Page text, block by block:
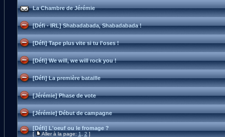
La Chambre de Jérémie
[Défi - IRL] Shabadabada, Shabadabada !
[Défi] Tape plus vite si tu l'oses !
[Défi] We will, we will rock you !
[Défi] La première bataille
[Jérémie] Phase de vote
[Jérémie] Début de campagne
[Défi] L'oeuf ou le fromage ?
[ Aller à la page:1,2]